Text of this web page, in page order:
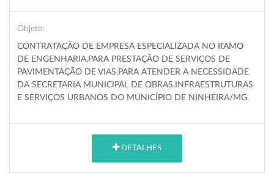
Objeto:
CONTRATAÇÃO DE EMPRESA ESPECIALIZADA NO RAMO
DE ENGENHARIA,PARA PRESTAÇÃO DE SERVIÇOS DE
PAVIMENTAÇÃO DE VIAS,PARA ATENDER A NECESSIDADE
DA SECRETARIA MUNICIPAL DE OBRAS,INFRAESTRUTURAS
E SERVIÇOS URBANOS DO MUNICÍPIO DE NINHEIRA/MG
DETALHES